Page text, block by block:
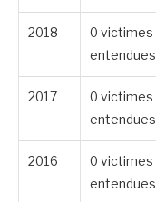
2018
0 victimes
entendues
2017
0 victimes
entendues
2016
0 victimes
entendues